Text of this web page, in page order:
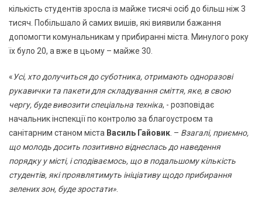
кількість студентів зросла із майже тисячі осіб до більш ніж 3
тисяч. Побільшало й самих вишів, які виявили бажання
допомогти комунальникам у прибиранні міста. Минулого року
їх було 20, а вже в цьому – майже 30.
« Усі, хто долучиться до суботника, отримають одноразові
рукавички та пакети для складування сміття, яке, в свою
чергу, буде вивозити спеціальна техніка, - розповідає
начальник інспекції по контролю за благоустроєм та
санітарним станом міста Василь Гайовик . – Взагалі, приємно,
що молодь досить позитивно віднеслась до наведення
порядку у місті, і сподіваємось, що в подальшому кількість
студентів, які проявлятимуть ініціативу щодо прибирання
зелених зон, буде зростати»